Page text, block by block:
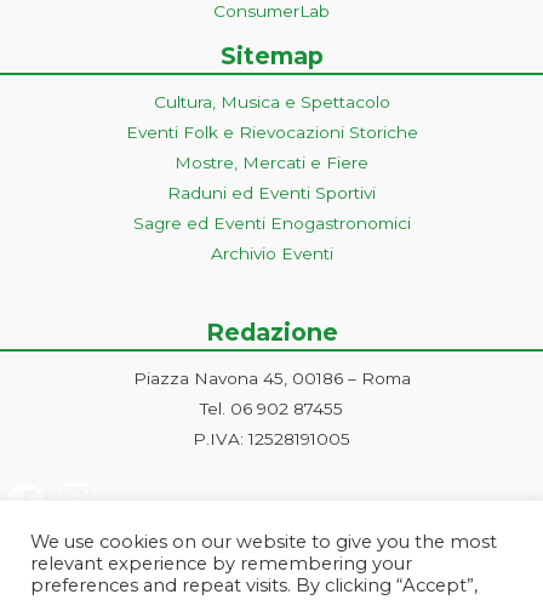
ConsumerLab
Sitemap
Cultura, Musica e Spettacolo
Eventi Folk e Rievocazioni Storiche
Mostre, Mercati e Fiere
Raduni ed Eventi Sportivi
Sagre ed Eventi Enogastronomici
Archivio Eventi
Redazione
Piazza Navona 45, 00186 – Roma
Tel. 06 902 87455
P.IVA: 12528191005
We use cookies on our website to give you the most
relevant experience by remembering your
preferences and repeat visits. By clicking “Accept”,